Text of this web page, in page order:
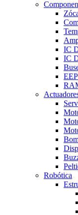
IC
IC
Robótica